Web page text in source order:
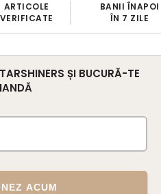
ARTICOLE
VERIFICATE
BANII ÎNAPOI
ÎN 7 ZILE
ȘI BUCURĂ-TE
ACUM